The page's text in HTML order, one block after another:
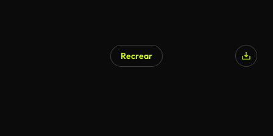
Recrear